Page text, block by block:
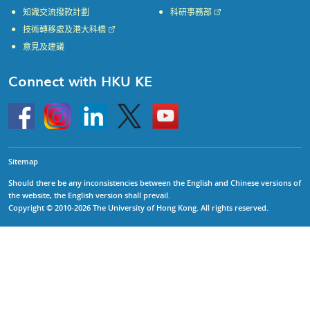
知識交流撥款計劃 科研事務部
技術轉移處及港大科橋
意見及建議
Connect with HKU KE
HKU
InstagramLinkedin Twitter
Go
to
HKU
Sitemap
Should there be any inconsistencies between the English and Chinese versions of
the website, the English version shall prevail.
Copyright © 2010-2026 The University of Hong Kong. All rights reserved.